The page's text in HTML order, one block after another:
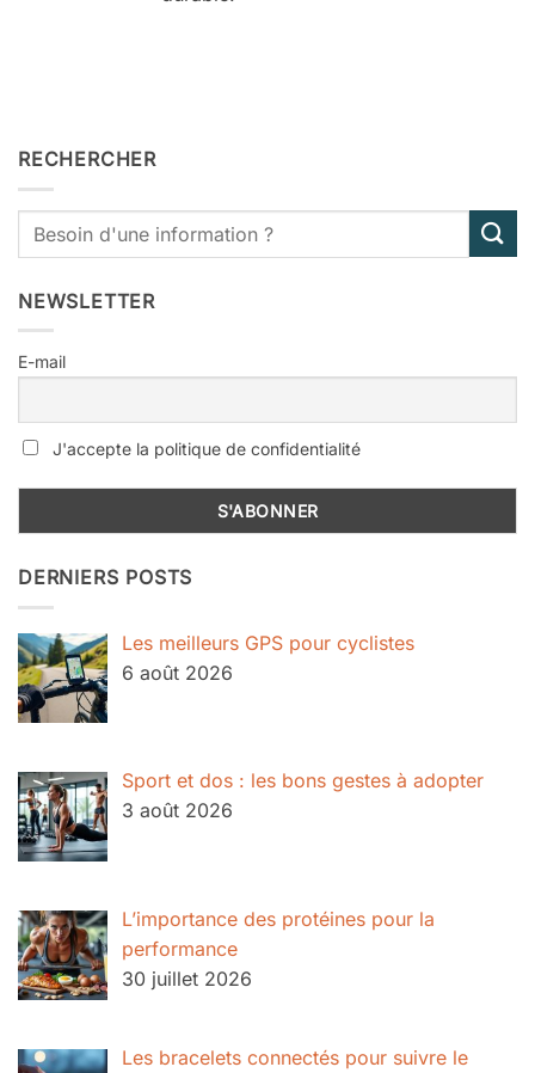
RECHERCHER
NEWSLETTER
E-mail
J'accepte la politique de confidentialité
DERNIERS POSTS
Les meilleurs GPS pour cyclistes
6 août 2026
Sport et dos : les bons gestes à adopter
3 août 2026
L’importance des protéines pour la
performance
30 juillet 2026
Les bracelets connectés pour suivre le